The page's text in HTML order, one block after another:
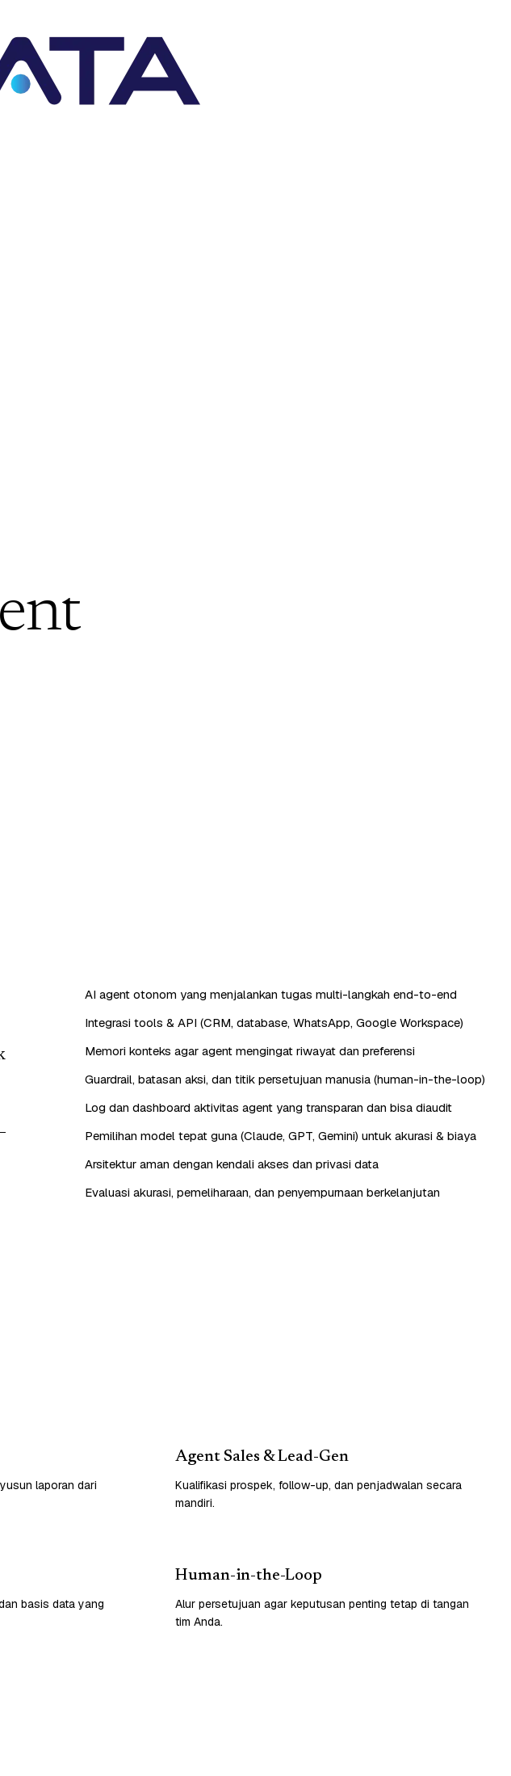
AI agent otonom yang menjalankan tugas multi-langkah end-to-end
Integrasi tools & API (CRM, database, WhatsApp, Google Workspace)
Memori konteks agar agent mengingat riwayat dan preferensi
Guardrail, batasan aksi, dan titik persetujuan manusia (human-in-the-loop)
Log dan dashboard aktivitas agent yang transparan dan bisa diaudit
Pemilihan model tepat guna (Claude, GPT, Gemini) untuk akurasi & biaya
Arsitektur aman dengan kendali akses dan privasi data
Evaluasi akurasi, pemeliharaan, dan penyempurnaan berkelanjutan
laporan dari
Agent Sales & Lead-Gen
Kualifikasi prospek, follow-up, dan penjadwalan secara
mandiri.
basis data yang
Human-in-the-Loop
Alur persetujuan agar keputusan penting tetap di tangan
tim Anda.